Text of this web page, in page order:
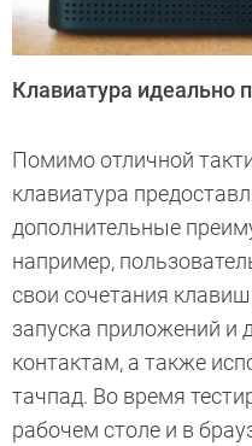
Клавиатура идеально
Помимо отличной
клавиатура
дополнительные
например,
свои сочетания
запуска приложений и
контактам, а также
тачпад. Во время
рабочем столе и в